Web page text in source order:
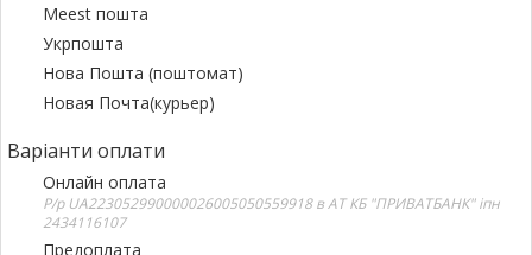
Meest пошта
Укрпошта
Нова Пошта (поштомат)
Новая Почта(курьер)
Варіанти оплати
Онлайн оплата
Р/р UA223052990000026005050559918 в АТ КБ "ПРИВАТБАНК" іпн
2434116107
Предоплата